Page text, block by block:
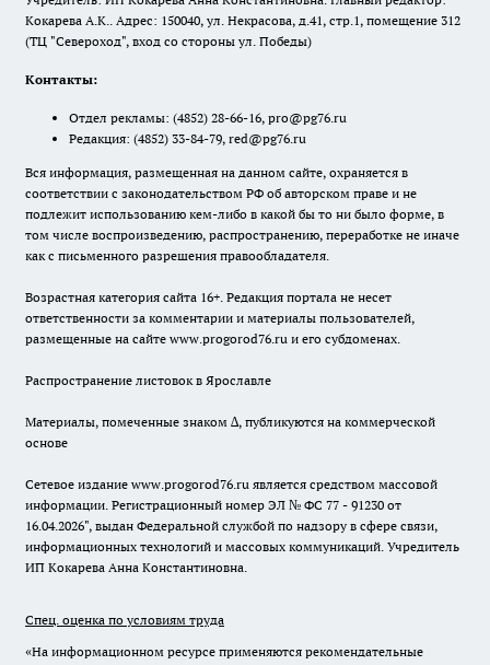
Кокарева А.К.. Адрес: 150040, ул. Некрасова, д.41, стр.1, помещение 312
(ТЦ "Североход", вход со стороны ул. Победы)
Контакты:
Отдел рекламы: (4852) 28-66-16, pro@pg76.ru
Редакция: (4852) 33-84-79, red@pg76.ru
Вся информация, размещенная на данном сайте, охраняется в
соответствии с законодательством РФ об авторском праве и не
подлежит использованию кем-либо в какой бы то ни было форме, в
том числе воспроизведению, распространению, переработке не иначе
как с письменного разрешения правообладателя.
Возрастная категория сайта 16+. Редакция портала не несет
ответственности за комментарии и материалы пользователей,
размещенные на сайте www.progorod76.ru и его субдоменах.
Распространение листовок в Ярославле
Материалы, помеченные знаком ∆, публикуются на коммерческой
основе
Сетевое издание www.progorod76.ru является средством массовой
информации. Регистрационный номер ЭЛ № ФС 77 - 91230 от
16.04.2026", выдан Федеральной службой по надзору в сфере связи,
информационных технологий и массовых коммуникаций. Учредитель
ИП Кокарева Анна Константиновна.
Спец. оценка по условиям труда
«На информационном ресурсе применяются рекомендательные